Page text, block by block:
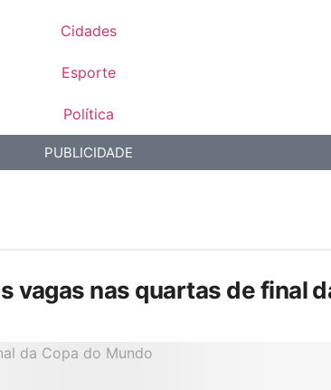
Cidades
Esporte
Política
PUBLICIDADE
vagas nas quartas de final